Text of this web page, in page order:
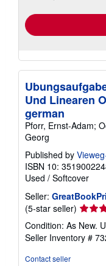
Und Linearen
german
Pforr, Ernst-Adam;
Georg
Published by
ISBN 10:
Used / Softcover
Seller:
(5-star seller) Seller
rating
5
out
Condition: As New.
Seller Inventory #
Contact seller